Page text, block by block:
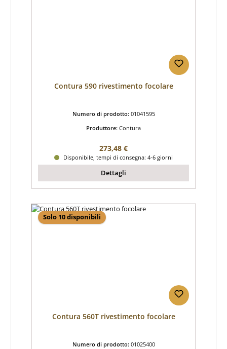
Contura 590 rivestimento focolare
Numero di prodotto: 01041595
Produttore: Contura
Prezzo normale:
273,48 €
Disponibile, tempi di consegna: 4-6 giorni
Dettagli
Solo 10 disponibili
Contura 560T rivestimento focolare
Numero di prodotto: 01025400